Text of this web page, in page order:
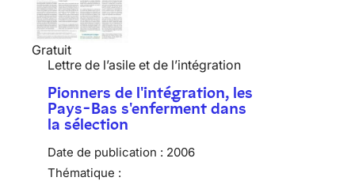
Gratuit
Lettre de l’asile et de l’intégration
Pionners de l'intégration, les
Pays-Bas s'enferment dans
la sélection
Date de publication : 2006
Thématique :